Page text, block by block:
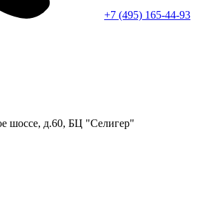
+7 (495) 165-44-93
шоссе, д.60, БЦ "Селигер"